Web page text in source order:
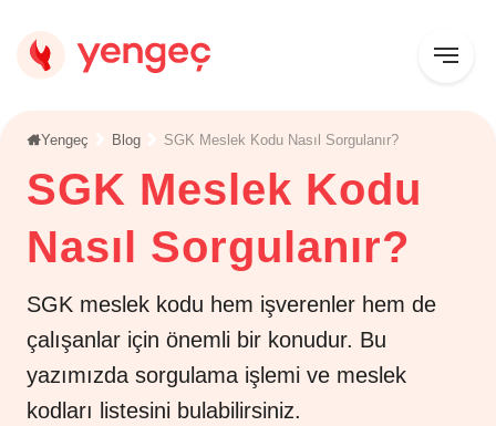
Yengeç Blog SGK Meslek Kodu Nasıl Sorgulanır?
SGK Meslek Kodu
Nasıl Sorgulanır?
SGK meslek kodu hem işverenler hem de
çalışanlar için önemli bir konudur. Bu
yazımızda sorgulama işlemi ve meslek
kodları listesini bulabilirsiniz.